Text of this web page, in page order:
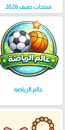
منتجات صيف 2026
عالم الرياضة